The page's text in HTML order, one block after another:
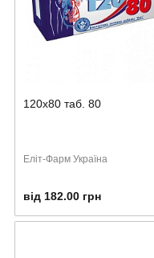
120х80 таб. 80
Еліт-Фарм Україна
від 182.00 грн